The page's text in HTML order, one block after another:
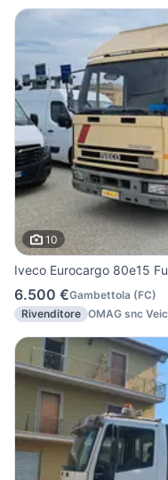
10
Iveco Eurocargo 80e15
6.500 €Gambettola (FC)
Rivenditore OMAG snc